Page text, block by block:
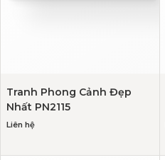
Tranh Phong Cảnh Đẹp
Nhất PN2115
Liên hệ